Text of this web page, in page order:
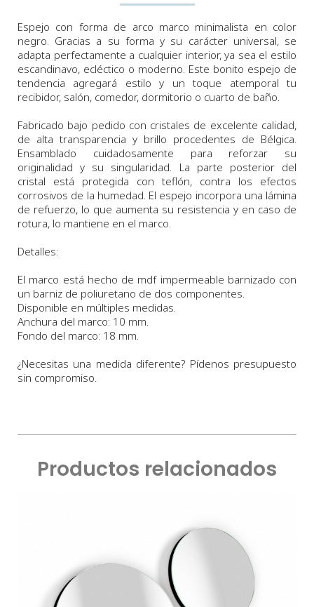
Espejo con forma de arco marco minimalista en color
negro. Gracias a su forma y su carácter universal, se
adapta perfectamente a cualquier interior, ya sea el estilo
escandinavo, ecléctico o moderno. Este bonito espejo de
tendencia agregará estilo y un toque atemporal tu
recibidor, salón, comedor, dormitorio o cuarto de baño.
Fabricado bajo pedido con cristales de excelente calidad,
de alta transparencia y brillo procedentes de Bélgica.
Ensamblado cuidadosamente para reforzar su
originalidad y su singularidad. La parte posterior del
cristal está protegida con teflón, contra los efectos
corrosivos de la humedad. El espejo incorpora una lámina
de refuerzo, lo que aumenta su resistencia y en caso de
rotura, lo mantiene en el marco.
Detalles:
El marco está hecho de mdf impermeable barnizado con
un barniz de poliuretano de dos componentes.
Disponible en múltiples medidas.
Anchura del marco: 10 mm.
Fondo del marco: 18 mm.
¿Necesitas una medida diferente? Pídenos presupuesto
sin compromiso.
Productos relacionados